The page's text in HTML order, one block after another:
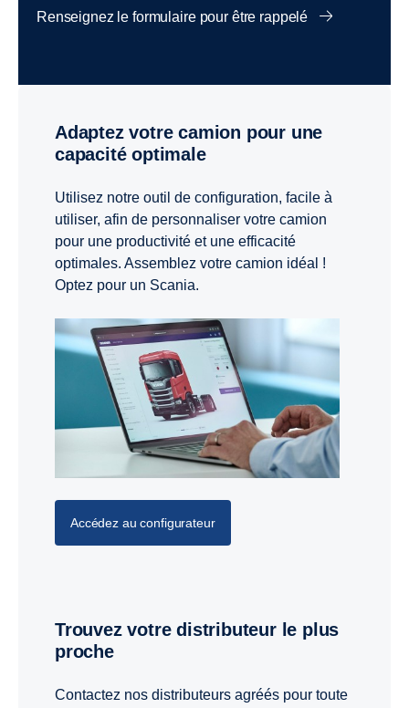
Renseignez le formulaire pour être rappelé
Adaptez votre camion pour une
capacité optimale
Utilisez notre outil de configuration, facile à
utiliser, afin de personnaliser votre camion
pour une productivité et une efficacité
optimales. Assemblez votre camion idéal !
Optez pour un Scania.
Accédez au configurateur
Trouvez votre distributeur le plus
proche
Contactez nos distributeurs agréés pour toute